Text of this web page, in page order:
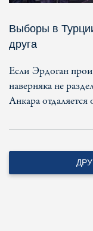
Выборы в
друга
Если Эрдоган
наверняка не
Анкара отдаляется